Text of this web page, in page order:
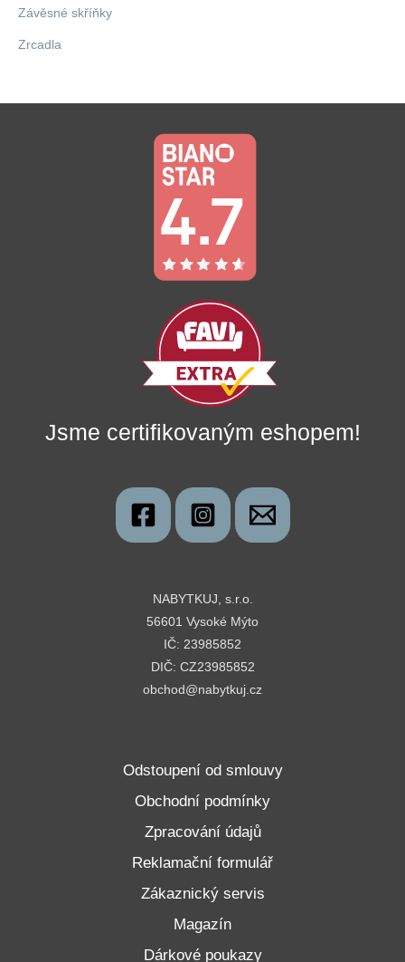
Závěsné skříňky
Zrcadla
Jsme certifikovaným eshopem!
NABYTKUJ, s.r.o.
56601 Vysoké Mýto
IČ: 23985852
DIČ: CZ23985852
obchod@nabytkuj.cz
Odstoupení od smlouvy
Obchodní podmínky
Zpracování údajů
Reklamační formulář
Zákaznický servis
Magazín
Dárkové poukazy